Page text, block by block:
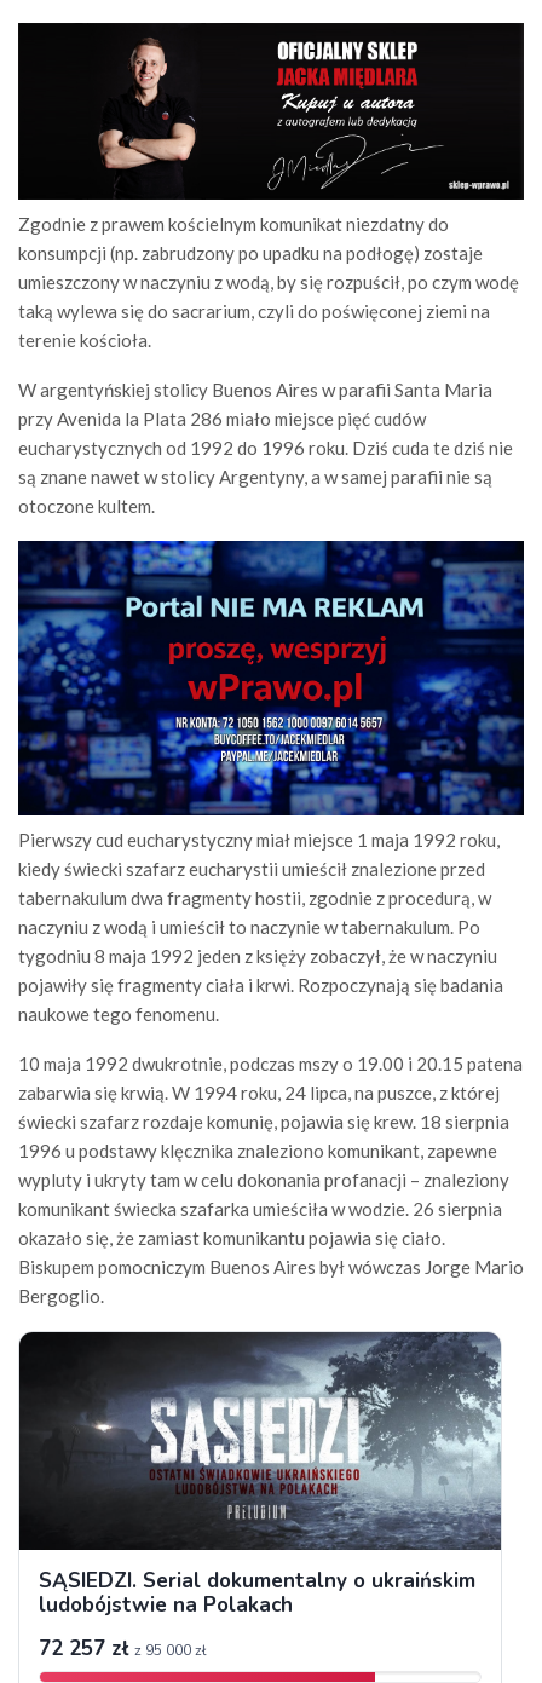
Zgodnie z prawem kościelnym komunikat niezdatny do
konsumpcji (np. zabrudzony po upadku na podłogę) zostaje
umieszczony w naczyniu z wodą, by się rozpuścił, po czym wodę
taką wylewa się do sacrarium, czyli do poświęconej ziemi na
terenie kościoła.
W argentyńskiej stolicy Buenos Aires w parafii Santa Maria
przy Avenida la Plata 286 miało miejsce pięć cudów
eucharystycznych od 1992 do 1996 roku. Dziś cuda te dziś nie
są znane nawet w stolicy Argentyny, a w samej parafii nie są
otoczone kultem.
Pierwszy cud eucharystyczny miał miejsce 1 maja 1992 roku,
kiedy świecki szafarz eucharystii umieścił znalezione przed
tabernakulum dwa fragmenty hostii, zgodnie z procedurą, w
naczyniu z wodą i umieścił to naczynie w tabernakulum. Po
tygodniu 8 maja 1992 jeden z księży zobaczył, że w naczyniu
pojawiły się fragmenty ciała i krwi. Rozpoczynają się badania
naukowe tego fenomenu.
10 maja 1992 dwukrotnie, podczas mszy o 19.00 i 20.15 patena
zabarwia się krwią. W 1994 roku, 24 lipca, na puszce, z której
świecki szafarz rozdaje komunię, pojawia się krew. 18 sierpnia
1996 u podstawy klęcznika znaleziono komunikant, zapewne
wypluty i ukryty tam w celu dokonania profanacji – znaleziony
komunikant świecka szafarka umieściła w wodzie. 26 sierpnia
okazało się, że zamiast komunikantu pojawia się ciało.
Biskupem pomocniczym Buenos Aires był wówczas Jorge Mario
Bergoglio.